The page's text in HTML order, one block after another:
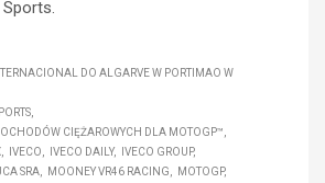
DO ALGARVE W PORTIMAO W
CIĘŻAROWYCH DLA MOTOGP™
IVECO IVECO DAILY
IVECO GROUP
SRA MOONEY VR46 RACING
MOTOGP